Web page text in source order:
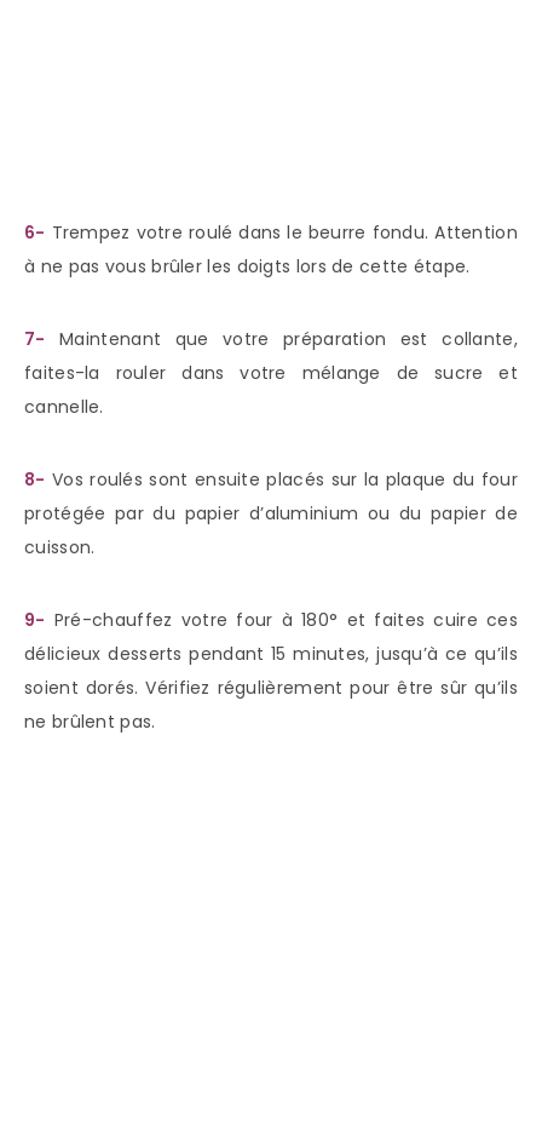
6- Trempez votre roulé dans le beurre fondu. Attention
à ne pas vous brûler les doigts lors de cette étape.
7-
Maintenant que votre préparation est collante,
faites-la rouler dans votre mélange de sucre et
cannelle.
8- Vos roulés sont ensuite placés sur la plaque du four
protégée par du papier d’aluminium ou du papier de
cuisson.
9- Pré-chauffez votre four à 180° et faites cuire ces
délicieux desserts pendant 15 minutes, jusqu’à ce qu’ils
soient dorés. Vérifiez régulièrement pour être sûr qu’ils
ne brûlent pas.